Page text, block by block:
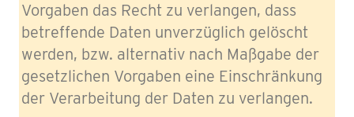
Vorgaben das Recht zu verlangen, dass
betreffende Daten unverzüglich gelöscht
werden, bzw. alternativ nach Maßgabe der
gesetzlichen Vorgaben eine Einschränkung
der Verarbeitung der Daten zu verlangen.